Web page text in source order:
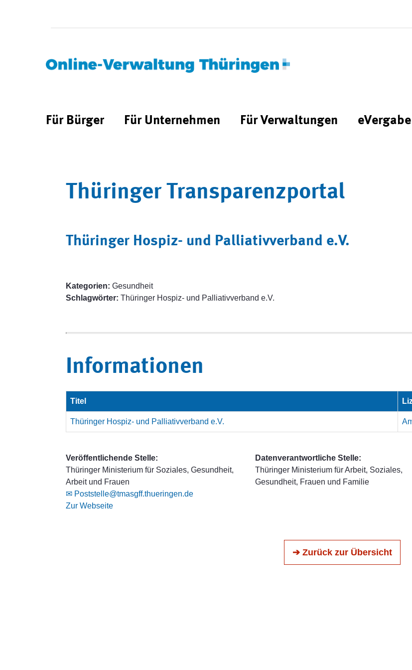
Für Bürger Für Unternehmen Für Verwaltungen eVergabe
Thüringer Transparenzportal
Thüringer Hospiz- und Palliativverband e.V.
Kategorien: Gesundheit
Schlagwörter: Thüringer Hospiz- und Palliativverband e.V.
Informationen
Titel
Thüringer Hospiz- und Palliativverband e.V.
Veröffentlichende Stelle:
Thüringer Ministerium für Soziales, Gesundheit,
Arbeit und Frauen
✉ Poststelle@tmasgff.thueringen.de
Zur Webseite
Datenverantwortliche Stelle:
Thüringer Ministerium für Arbeit, Soziales,
Gesundheit, Frauen und Familie
➔ Zurück zur Übersicht